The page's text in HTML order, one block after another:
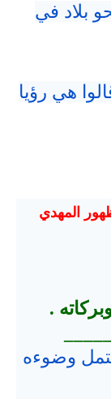
بلاد في
هي رؤيا
ظهور المهدي
.
وضوءه